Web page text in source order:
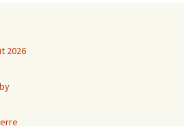
2026